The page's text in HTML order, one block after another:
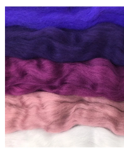
je
0,0
z
5
hvězdiček.